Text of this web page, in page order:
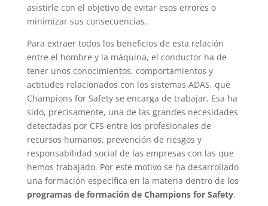
asistirle con el objetivo de evitar esos errores o
minimizar sus consecuencias.
Para extraer todos los beneficios de esta relación
entre el hombre y la máquina, el conductor ha de
tener unos conocimientos, comportamientos y
actitudes relacionados con los sistemas ADAS, que
Champions for Safety se encarga de trabajar. Esa ha
sido, precisamente, una de las grandes necesidades
detectadas por CFS entre los profesionales de
recursos humanos, prevención de riesgos y
responsabilidad social de las empresas con las que
hemos trabajado. Por este motivo se ha desarrollado
una formación específica en la materia dentro de los
programas de formación de Champions for Safety.